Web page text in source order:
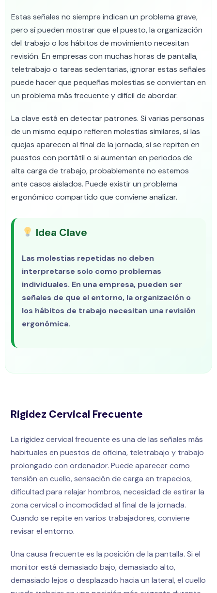
Estas señales no siempre indican un problema grave,
pero sí pueden mostrar que el puesto, la organización
del trabajo o los hábitos de movimiento necesitan
revisión. En empresas con muchas horas de pantalla,
teletrabajo o tareas sedentarias, ignorar estas señales
puede hacer que pequeñas molestias se conviertan en
un problema más frecuente y difícil de abordar.
La clave está en detectar patrones. Si varias personas
de un mismo equipo refieren molestias similares, si las
quejas aparecen al final de la jornada, si se repiten en
puestos con portátil o si aumentan en periodos de
alta carga de trabajo, probablemente no estemos
ante casos aislados. Puede existir un problema
ergonómico compartido que conviene analizar.
Idea Clave
Las molestias repetidas no deben
interpretarse solo como problemas
individuales. En una empresa, pueden ser
señales de que el entorno, la organización o
los hábitos de trabajo necesitan una revisión
ergonómica.
Rigidez Cervical Frecuente
La rigidez cervical frecuente es una de las señales más
habituales en puestos de oficina, teletrabajo y trabajo
prolongado con ordenador. Puede aparecer como
tensión en cuello, sensación de carga en trapecios,
dificultad para relajar hombros, necesidad de estirar la
zona cervical o incomodidad al final de la jornada.
Cuando se repite en varios trabajadores, conviene
revisar el entorno.
Una causa frecuente es la posición de la pantalla. Si el
monitor está demasiado bajo, demasiado alto,
demasiado lejos o desplazado hacia un lateral, el cuello